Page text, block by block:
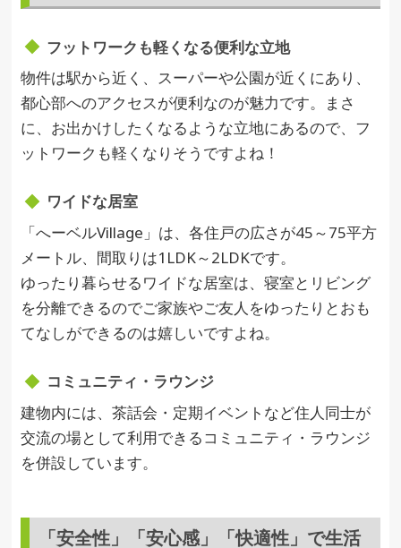
フットワークも軽くなる便利な立地
物件は駅から近く、スーパーや公園が近くにあり、
都心部へのアクセスが便利なのが魅力です。まさ
に、お出かけしたくなるような立地にあるので、フ
ットワークも軽くなりそうですよね！
ワイドな居室
「へーベルVillage」は、各住戸の広さが45～75平方
メートル、間取りは1LDK～2LDKです。
ゆったり暮らせるワイドな居室は、寝室とリビング
を分離できるのでご家族やご友人をゆったりとおも
てなしができるのは嬉しいですよね。
コミュニティ・ラウンジ
建物内には、茶話会・定期イベントなど住人同士が
交流の場として利用できるコミュニティ・ラウンジ
を併設しています。
「安全性」「安心感」「快適性」で生活